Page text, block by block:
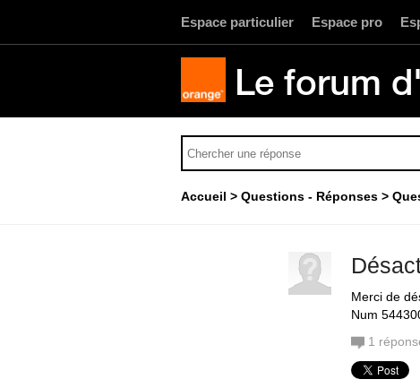
Espace particulier Espace pro
Le forum
Accueil Questions - Réponses
Merci de
Num
1